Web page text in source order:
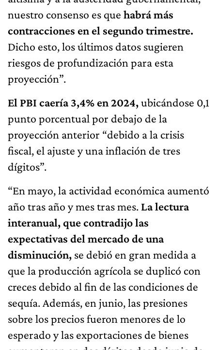
nuestro consenso es que habrá más
contracciones en el segundo trimestre.
Dicho esto, los últimos datos sugieren
riesgos de profundización para esta
proyección”.
El PBI caería 3,4% en 2024,ubicándose 0,1
punto porcentual por debajo de la
proyección anterior “debido a la crisis
fiscal, el ajuste y una inflación de tres
dígitos”.
“En mayo, la actividad económica aumentó
año tras año y mes tras mes. La lectura
interanual, que contradijo las
expectativas del mercado de una
disminución, se debió en gran medida a
que la producción agrícola se duplicó con
creces debido al fin de las condiciones de
sequía. Además, en junio, las presiones
sobre los precios fueron menores de lo
esperado y las exportaciones de bienes